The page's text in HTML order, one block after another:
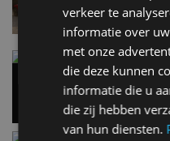
6 aug
Carbon
en
5 aug
verkeer te
informatie over
met onze
die deze kunnen
informatie die u
die zij hebben
van hun diensten.